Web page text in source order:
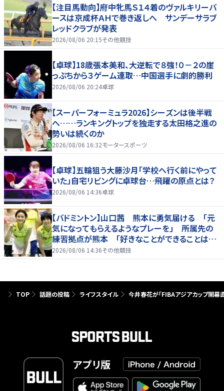
【注目馬動向】府中牝馬Ｓ１４着のヴァルキリーバ
ースは京成杯ＡＨで巻き返しへ サンデーサラブ
レッドクラブが発表
2026/08/06 20:15その他競技
【卓球】18歳張本美和、大逆転で８強！０－２の崖
っぷちから３ゲーム連取…中国選手に劇的勝利
2026/08/06 20:24卓球
【スーパーフォーミュラ2026】シーズンは後半戦
へ……ランキングトップを独走する太田格之進の
勢いは続くのか
2026/08/06 16:32モータースポーツ
【卓球】五輪狙う大藤沙月「学校へ行く前にやって
いた」自宅リビングに卓球台…飛躍の原点とは？
2026/08/06 14:36卓球
【バドミントン】山口茜 熊本に勇気届ける 「元
気になってもらえるようなプレーを」 所属先の
練習拠点が熊本 「好きなことができることは当
たり前じゃない」
2026/08/06 14:36その他競技
TOP 話題の投稿 ライフスタイル 今井春花が「FIBAアジアカップ開幕
アプリ版